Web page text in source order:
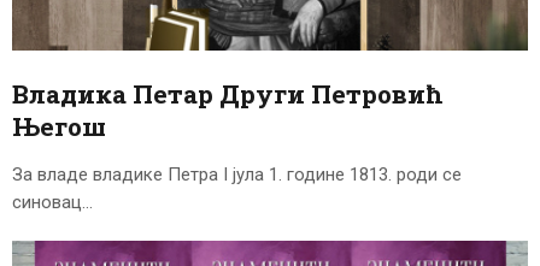
ЦЕНОВНИК
ПИСМО
Владика Петар Други Петровић
Његош
За владе владике Петра I јула 1. године 1813. роди се
синовац…